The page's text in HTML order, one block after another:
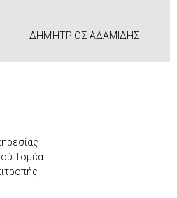
ΔΗΜΉΤΡΙΟΣ ΑΔΑΜΙΔΗΣ
Τομέα